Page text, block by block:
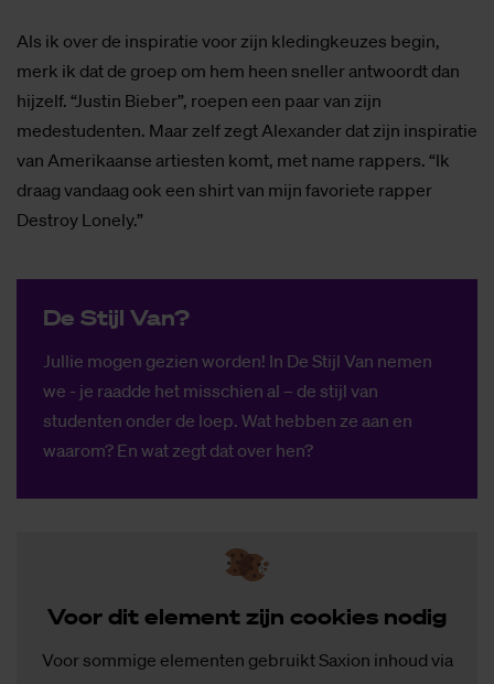
Als ik over de inspiratie voor zijn kledingkeuzes begin,
merk ik dat de groep om hem heen sneller antwoordt dan
hijzelf. “Justin Bieber”, roepen een paar van zijn
medestudenten. Maar zelf zegt Alexander dat zijn inspiratie
van Amerikaanse artiesten komt, met name rappers. “Ik
draag vandaag ook een shirt van mijn favoriete rapper
Destroy Lonely.”
De Stijl Van?
Jullie mogen gezien worden! In De Stijl Van nemen
we - je raadde het misschien al – de stijl van
studenten onder de loep. Wat hebben ze aan en
waarom? En wat zegt dat over hen?
Voor dit ele­ment zijn coo­kies no­dig
Voor sommige elementen gebruikt Saxion inhoud via